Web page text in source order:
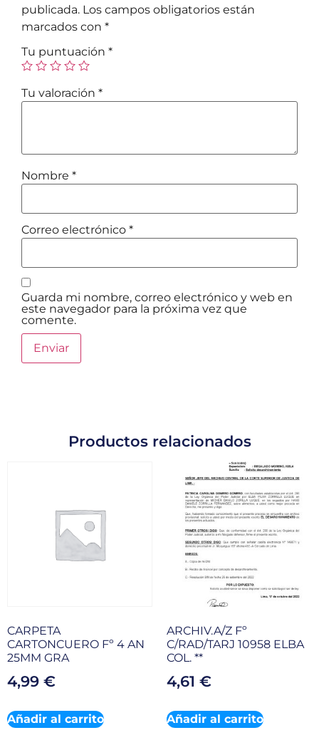
publicada. Los campos obligatorios están
marcados con *
Tu puntuación *
Tu valoración *
Nombre *
Correo electrónico *
Guarda mi nombre, correo electrónico y web en
este navegador para la próxima vez que
comente.
Productos relacionados
CARPETA
CARTONCUERO Fº 4 AN
25MM GRA
4,99 €
Añadir al carrito
ARCHIV.A/Z Fº
C/RAD/TARJ 10958 ELBA
COL. **
4,61 €
Añadir al carrito